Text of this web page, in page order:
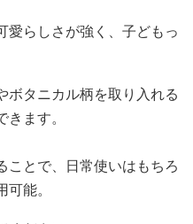
愛らしさが強く、子どもっ
ボタニカル柄を取り入れる
ます。
ことで、日常使いはもちろ
能。